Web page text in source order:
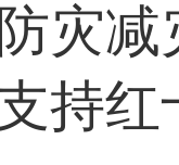
灾
持